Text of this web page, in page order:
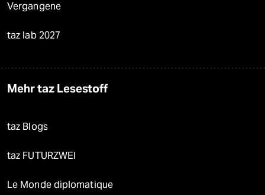
Vergangene
taz lab 2027
Mehr taz Lesestoff
taz Blogs
taz FUTURZWEI
Le Monde diplomatique